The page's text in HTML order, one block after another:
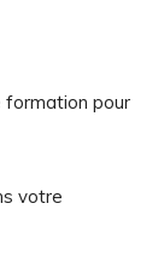
formation pour
votre